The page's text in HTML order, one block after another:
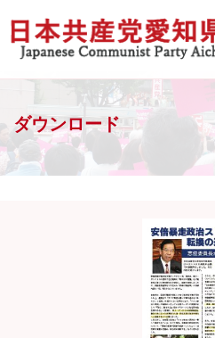
ダウンロード